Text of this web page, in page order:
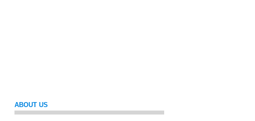
ABOUT US